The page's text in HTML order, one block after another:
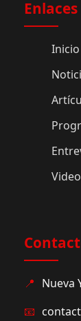
Inicio
📍 Nueva
📧